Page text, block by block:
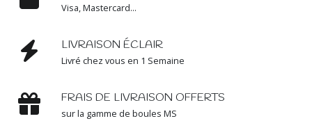
Visa, Mastercard...
LIVRAISON ÉCLAIR
Livré chez vous en 1 Semaine
FRAIS DE LIVRAISON OFFERTS
sur la gamme de boules MS